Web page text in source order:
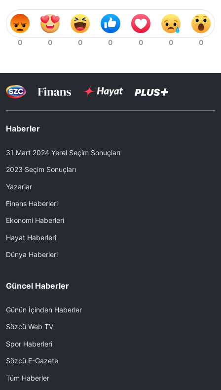
Haberler
31 Mart 2024 Yerel Seçim Sonuçları
2023 Seçim Sonuçları
Yazarlar
Finans Haberleri
Ekonomi Haberleri
Hayat Haberleri
Dünya Haberleri
Güncel Haberler
Günün İçinden Haberler
Sözcü Web TV
Spor Haberleri
Sözcü E-Gazete
Tüm Haberler